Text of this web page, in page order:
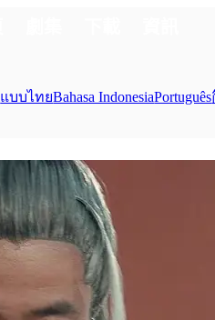
แบบไทยBahasa IndonesiaPortuguês